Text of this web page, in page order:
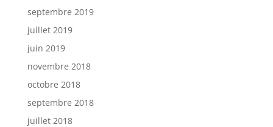
septembre 2019
juillet 2019
juin 2019
novembre 2018
octobre 2018
septembre 2018
juillet 2018